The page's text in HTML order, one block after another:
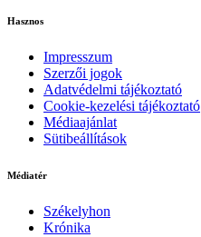
Hasznos
Impresszum
Szerzői jogok
Adatvédelmi tájékoztató
Cookie-kezelési tájékoztató
Médiaajánlat
Sütibeállítások
Médiatér
Székelyhon
Krónika